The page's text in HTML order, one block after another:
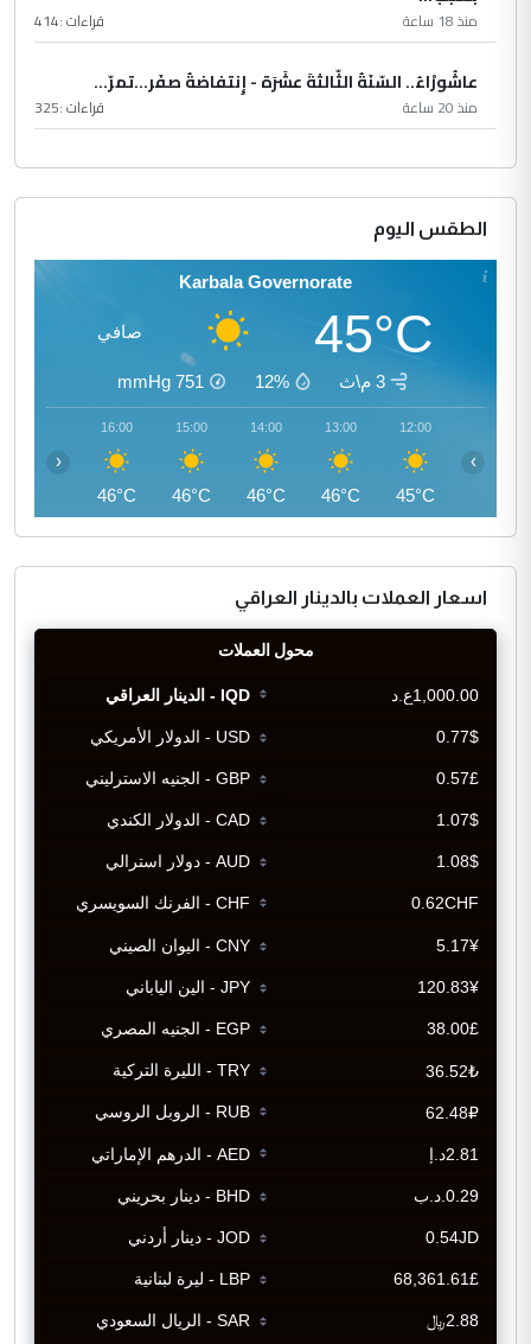
منذ 18 ساعة قراءات :414
عاشُورْاءُ.. السّنَةُ الثّالثةَ عشَرَة - إِنتفاضةُ صفَر…تمرّ...
منذ 20 ساعة قراءات :325
الطقس اليوم
Karbala Governorate
45°C صافي
3 م\ث 12%
751
mmHg
12:00
45°C
13:00
46°C
14:00
46°C
15:00
46°C
16:00
46°C
‹ ›
اسعار العملات بالدينار العراقي